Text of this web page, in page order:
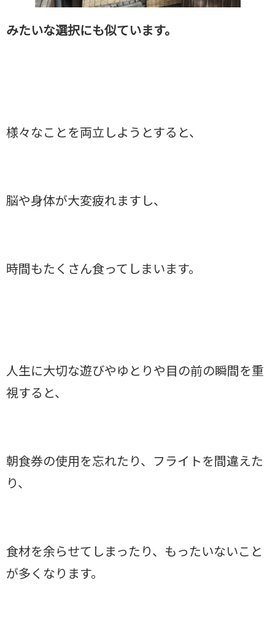
みたいな選択にも似ています。
様々なことを両立しようとすると、
脳や身体が大変疲れますし、
時間もたくさん食ってしまいます。
人生に大切な遊びやゆとりや目の前の瞬間を重
視すると、
朝食券の使用を忘れたり、フライトを間違えた
り、
食材を余らせてしまったり、もったいないこと
が多くなります。